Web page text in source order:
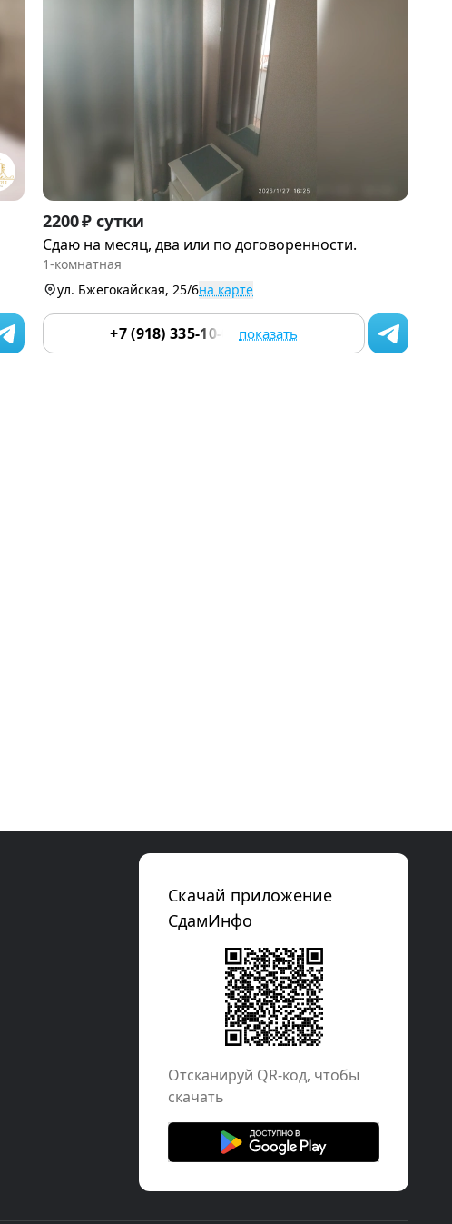
Item
1
of
2200 ₽ сутки
Сдаю на месяц, два или по договоренности.
1-комнатная
ул. Бжегокайская, 25/6на карте
+7 (918) 335-10-04 показать
Скачай приложение
СдамИнфо
Отcканируй QR-код, чтобы
скачать